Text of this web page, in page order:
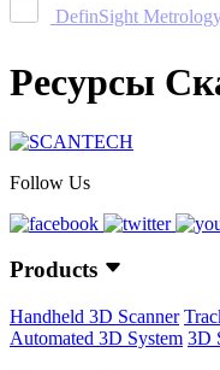
DefinSight
Ресурсы
Follow Us
Products
Handheld 3D Scanner
Automated 3D System 3D